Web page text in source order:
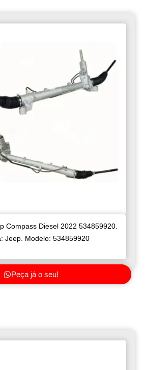
Compass Diesel 2022 534859920.
Jeep. Modelo: 534859920
Peça já o seu!